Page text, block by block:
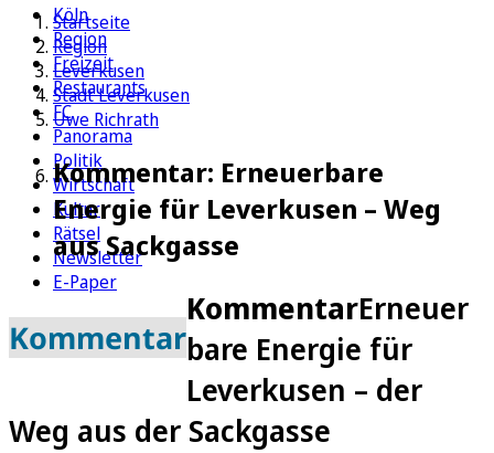
Köln
Region
Freizeit
Restaurants
FC
Panorama
Politik
Wirtschaft
Kultur
Rätsel
Newsletter
E-Paper
Startseite
Region
Leverkusen
Stadt Leverkusen
Uwe Richrath
Kommentar: Erneuerbare
Energie für Leverkusen – Weg
aus Sackgasse
Kommentar
KommentarErneuer
bare Energie für
Leverkusen – der
Weg aus der Sackgasse